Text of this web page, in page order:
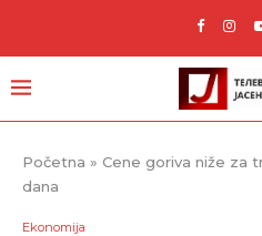
Početna » Cene goriva niže za
dana
Ekonomija